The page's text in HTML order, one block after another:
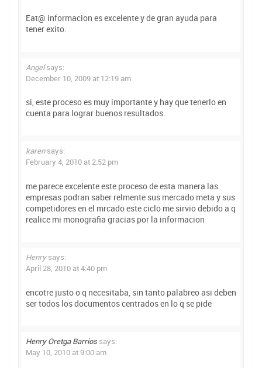
Eat@ informacion es excelente y de gran ayuda para
tener exito.
Angel says:
December 10, 2009 at 12:19 am
si, este proceso es muy importante y hay que tenerlo en
cuenta para lograr buenos resultados.
karen says:
February 4, 2010 at 2:52 pm
me parece excelente este proceso de esta manera las
empresas podran saber relmente sus mercado meta y sus
competidores en el mrcado este ciclo me sirvio debido a q
realice mi monografia gracias por la informacion
Henry says:
April 28, 2010 at 4:40 pm
encotre justo o q necesitaba, sin tanto palabreo asi deben
ser todos los documentos centrados en lo q se pide
Henry Oretga Barrios says:
May 10, 2010 at 9:00 am